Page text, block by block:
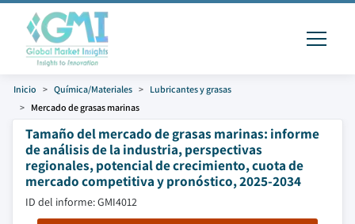
Inicio Química/Materiales
Lubricantes y grasas
Mercado de grasas marinas
Tamaño del mercado de grasas marinas: informe
de análisis de la industria, perspectivas
regionales, potencial de crecimiento, cuota de
mercado competitiva y pronóstico, 2025-2034
ID del informe: GMI4012